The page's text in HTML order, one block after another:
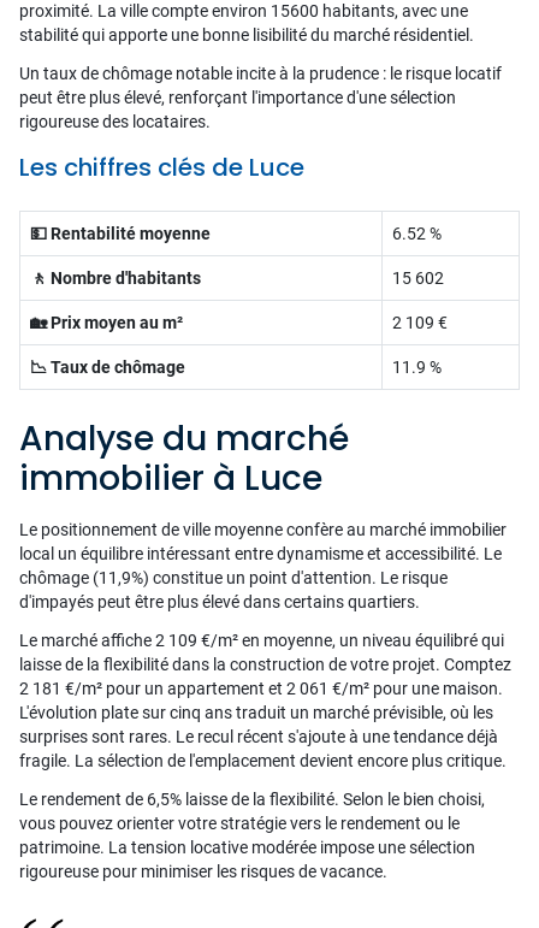
proximité. La ville compte environ 15600 habitants, avec une
stabilité qui apporte une bonne lisibilité du marché résidentiel.
Un taux de chômage notable incite à la prudence : le risque locatif
peut être plus élevé, renforçant l'importance d'une sélection
rigoureuse des locataires.
Les chiffres clés de Luce
💵 Rentabilité moyenne 6.52 %
🚶 Nombre d'habitants 15 602
🏡 Prix moyen au m² 2 109 €
📉 Taux de chômage 11.9 %
Analyse du marché
immobilier à Luce
Le positionnement de ville moyenne confère au marché immobilier
local un équilibre intéressant entre dynamisme et accessibilité. Le
chômage (11,9%) constitue un point d'attention. Le risque
d'impayés peut être plus élevé dans certains quartiers.
Le marché affiche 2 109 €/m² en moyenne, un niveau équilibré qui
laisse de la flexibilité dans la construction de votre projet. Comptez
2 181 €/m² pour un appartement et 2 061 €/m² pour une maison.
L'évolution plate sur cinq ans traduit un marché prévisible, où les
surprises sont rares. Le recul récent s'ajoute à une tendance déjà
fragile. La sélection de l'emplacement devient encore plus critique.
Le rendement de 6,5% laisse de la flexibilité. Selon le bien choisi,
vous pouvez orienter votre stratégie vers le rendement ou le
patrimoine. La tension locative modérée impose une sélection
rigoureuse pour minimiser les risques de vacance.